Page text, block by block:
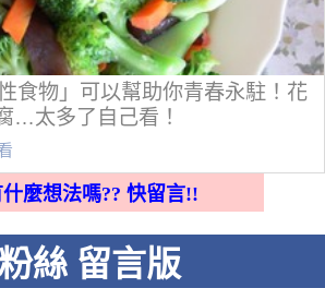
食物」可以幫助你青春永駐！花
…太多了自己看！
麼想法嗎?? 快留言!!
絲 留言版